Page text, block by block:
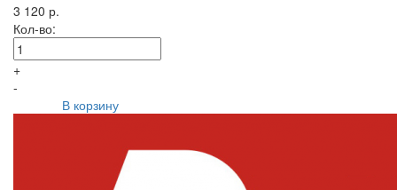
3 120 р.
Кол-во:
+
-
В корзину